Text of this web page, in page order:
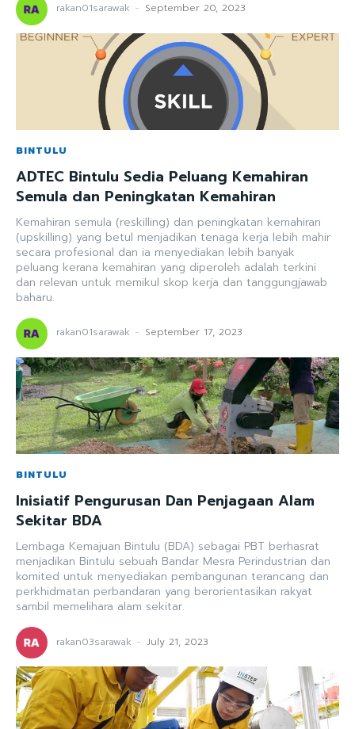
rakan01sarawak - September 20, 2023
BINTULU
ADTEC Bintulu Sedia Peluang Kemahiran
Semula dan Peningkatan Kemahiran
Kemahiran semula (reskilling) dan peningkatan kemahiran
(upskilling) yang betul menjadikan tenaga kerja lebih mahir
secara profesional dan ia menyediakan lebih banyak
peluang kerana kemahiran yang diperoleh adalah terkini
dan relevan untuk memikul skop kerja dan tanggungjawab
baharu.
rakan01sarawak - September 17, 2023
BINTULU
Inisiatif Pengurusan Dan Penjagaan Alam
Sekitar BDA
Lembaga Kemajuan Bintulu (BDA) sebagai PBT berhasrat
menjadikan Bintulu sebuah Bandar Mesra Perindustrian dan
komited untuk menyediakan pembangunan terancang dan
perkhidmatan perbandaran yang berorientasikan rakyat
sambil memelihara alam sekitar.
rakan03sarawak - July 21, 2023